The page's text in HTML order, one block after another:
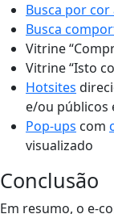
Busca por
Busca
Vitrine
Vitrine “Isto
Hotsites
e/ou públicos
Pop-ups com
visualizado
Conclusão
Em resumo, o e-